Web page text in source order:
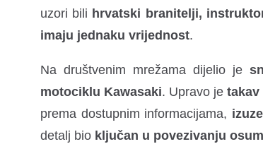
uzori bili hrvatski branitelji,
imaju jednaku vrijednost.
Na društvenim mrežama dijelio je
motociklu Kawasaki. Upravo je
prema dostupnim informacijama,
detalj bio ključan u povezivanju